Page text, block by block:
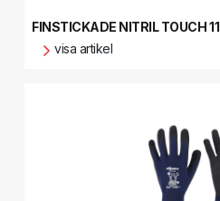
FINSTICKADE NITRIL TOUCH 11
visa artikel